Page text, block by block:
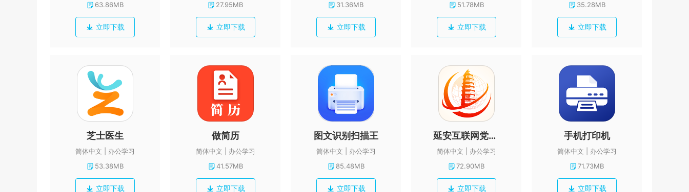
63.86MB
立即下载
27.95MB
立即下载
31.36MB
立即下载
51.78MB
立即下载
35.28MB
立即下载
芝士医生
简体中文
办公学习
53.38MB
立即下载
做简历
简体中文
办公学习
41.57MB
立即下载
图文识别扫描王
简体中文
办公学习
85.48MB
立即下载
延安互联网党建云平台
简体中文
办公学习
72.90MB
立即下载
手机打印机
简体中文
办公学习
71.73MB
立即下载